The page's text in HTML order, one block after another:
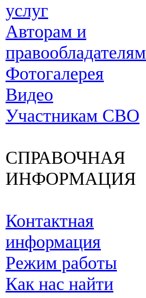
услуг
Авторам и
правообладателям
Фотогалерея
Видео
Участникам СВО
СПРАВОЧНАЯ
ИНФОРМАЦИЯ
Контактная
информация
Режим работы
Как нас найти